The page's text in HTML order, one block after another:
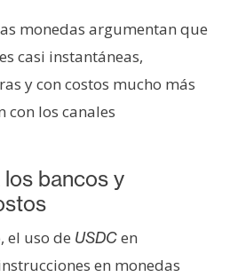
monedas argumentan que
casi instantáneas,
y con costos mucho más
con los canales
bancos y
el uso de USDCen
en monedas